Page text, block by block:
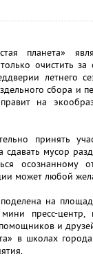
планета»
очистить
летнего
сбора и
на
принять
сдавать мусор
осознанному
может любой
на
пресс-центр,
помощников и
в школах